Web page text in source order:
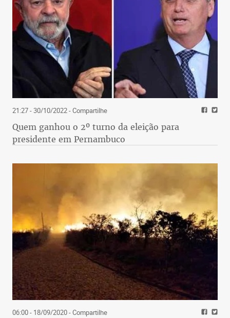
21:27 - 30/10/2022- Compartilhe
Quem ganhou o 2º turno da eleição para
presidente em Pernambuco
06:00 - 18/09/2020- Compartilhe